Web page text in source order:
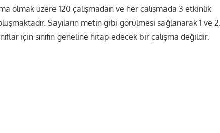
olmak üzere 120 çalışmadan ve her çalışmada 3 etkinlik
Sayıların metin gibi görülmesi sağlanarak 1 ve 2.
için sınıfın geneline hitap edecek bir çalışma değildir.